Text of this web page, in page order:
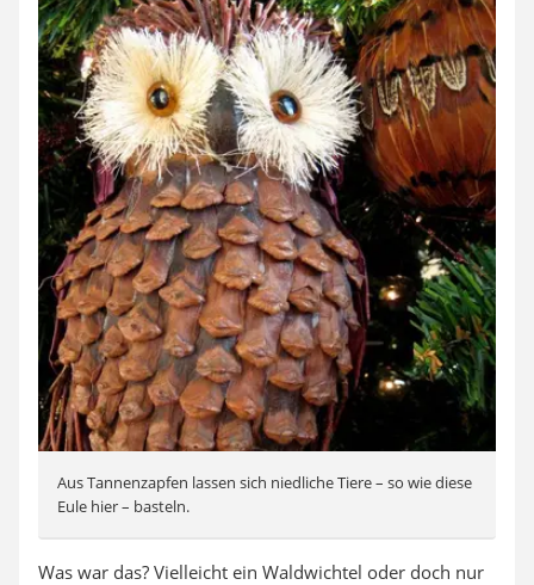
Aus Tannenzapfen lassen sich niedliche Tiere – so wie diese
Eule hier – basteln.
Was war das? Vielleicht ein Waldwichtel oder doch nur